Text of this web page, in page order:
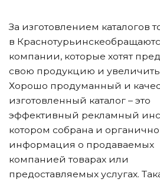
За изготовлением каталогов
в Краснотурьинске
компании, которые хотят
свою продукцию и
Хорошо продуманный и
изготовленный каталог – это
эффективный рекламный
котором собрана и
информация о продаваемых
компанией товарах или
предоставляемых услугах.